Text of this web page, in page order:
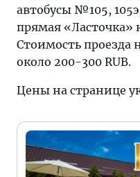
автобусы №105,
прямая «Ласточка»
Стоимость проезда
около 200-300 RUB.
Цены на странице